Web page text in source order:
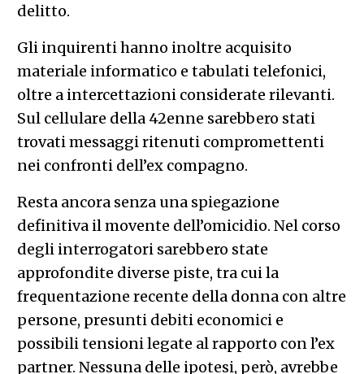
delitto.
Gli inquirenti hanno inoltre acquisito
materiale informatico e tabulati telefonici,
oltre a intercettazioni considerate rilevanti.
Sul cellulare della 42enne sarebbero stati
trovati messaggi ritenuti compromettenti
nei confronti dell’ex compagno.
Resta ancora senza una spiegazione
definitiva il movente dell’omicidio. Nel corso
degli interrogatori sarebbero state
approfondite diverse piste, tra cui la
frequentazione recente della donna con altre
persone, presunti debiti economici e
possibili tensioni legate al rapporto con l’ex
partner. Nessuna delle ipotesi, però, avrebbe